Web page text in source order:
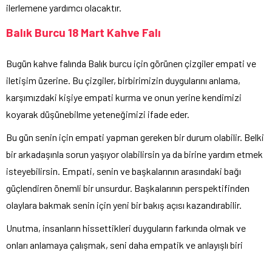
ilerlemene yardımcı olacaktır.
Balık Burcu 18 Mart Kahve Falı
Bugün kahve falında Balık burcu için görünen çizgiler empati ve
iletişim üzerine. Bu çizgiler, birbirimizin duygularını anlama,
karşımızdaki kişiye empati kurma ve onun yerine kendimizi
koyarak düşünebilme yeteneğimizi ifade eder.
Bu gün senin için empati yapman gereken bir durum olabilir. Belki
bir arkadaşınla sorun yaşıyor olabilirsin ya da birine yardım etmek
isteyebilirsin. Empati, senin ve başkalarının arasındaki bağı
güçlendiren önemli bir unsurdur. Başkalarının perspektifinden
olaylara bakmak senin için yeni bir bakış açısı kazandırabilir.
Unutma, insanların hissettikleri duyguların farkında olmak ve
onları anlamaya çalışmak, seni daha empatik ve anlayışlı biri